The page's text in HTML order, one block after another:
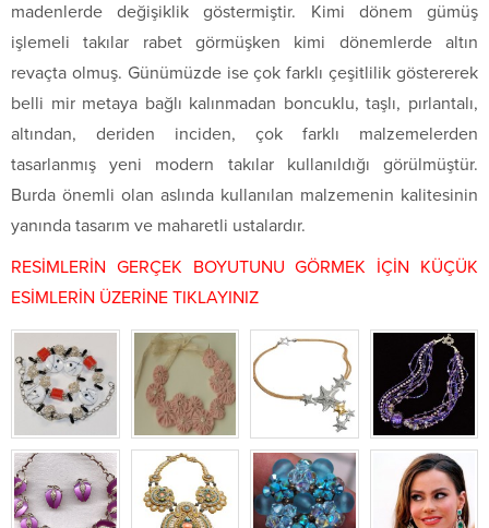
madenlerde değişiklik göstermiştir. Kimi dönem gümüş
işlemeli takılar rabet görmüşken kimi dönemlerde altın
revaçta olmuş. Günümüzde ise çok farklı çeşitlilik göstererek
belli mir metaya bağlı kalınmadan boncuklu, taşlı, pırlantalı,
altından, deriden inciden, çok farklı malzemelerden
tasarlanmış yeni modern takılar kullanıldığı görülmüştür.
Burda önemli olan aslında kullanılan malzemenin kalitesinin
yanında tasarım ve maharetli ustalardır.
RESİMLERİN GERÇEK BOYUTUNU GÖRMEK İÇİN KÜÇÜK
ESİMLERİN ÜZERİNE TIKLAYINIZ